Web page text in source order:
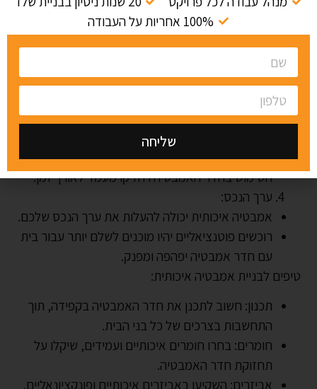
ניתן לבחור בין מגוון רחב של סגנונות, חומרים
ואביזרים, כדי ליצור חדר אמבטיה חלומי.
פונקציונליות:
חדר אמבטיה איכותי צריך להיות פונקציונאלי ונוח
לשימוש.
חשוב לתכנן את החדר בצורה נכונה, תוך התחשבות
בצרכים של כל בני הבית.
יש לבחור אביזרים איכותיים ועמידים, שיקלו על
השימוש בחדר האמבטיה ויחזיקו מעמד לאורך זמן.
ערך הנכס:
אמבטיה איכותית יכולה להעלות את ערך הנכס שלכם.
רוכשים פוטנציאליים יהיו מוכנים לשלם יותר עבור בית
עם חדר אמבטיה יפהפה ומפנק.
טיפים לבניית אמבטיה איכותית:
תכנון: חשוב לתכנן את חדר האמבטיה בקפידה, תוך
התחשבות בצרכים של כל בני הבית.
חומרים: בחרו חומרים איכותיים ועמידים, שיקלו על
תחזוקת חדר האמבטיה.
אביזרים: השקיעו באביזרים איכותיים ופונקציונאליים.
100% אחריות על העבודה
שליחה
Alternative: